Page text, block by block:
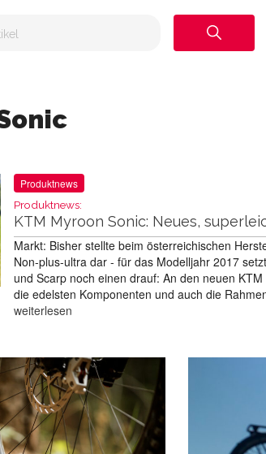
Produktnews
Produktnews:
KTM Myroon Sonic: Neues,
Markt: Bisher stellte beim österreichischen
Non-plus-ultra dar - für das Modelljahr 2017
und Scarp noch einen drauf: An den neuen
die edelsten Komponenten und auch die
weiterlesen